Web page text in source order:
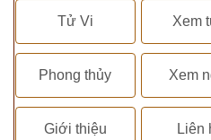
Tử Vi Xem
Phong thủy Xem
Giới thiệu Liên